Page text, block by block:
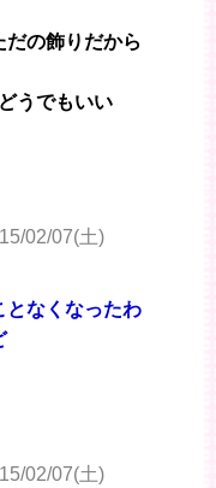
の飾りだから
うでもいい
02/07(土)
となくなったわ
02/07(土)